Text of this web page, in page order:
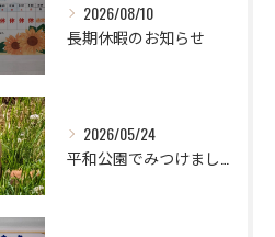
2026/08/10
長期休暇のお知らせ
2026/05/24